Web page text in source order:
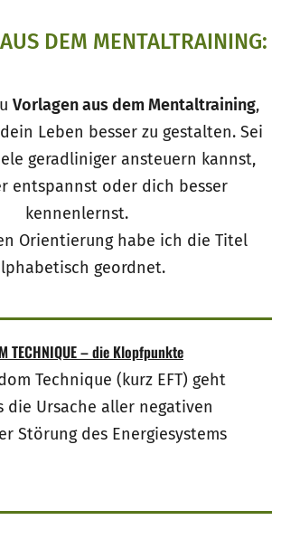
DEM MENTALTRAINING:
Vorlagen aus dem Mentaltraining,
Leben besser zu gestalten. Sei
geradliniger ansteuern kannst,
entspannst oder dich besser
kennenlernst.
Orientierung habe ich die Titel
geordnet.
TECHNIQUE – die Klopfpunkte
Technique (kurz EFT) geht
die Ursache aller negativen
Störung des Energiesystems